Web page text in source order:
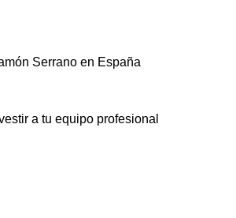
Serrano en España
a tu equipo profesional